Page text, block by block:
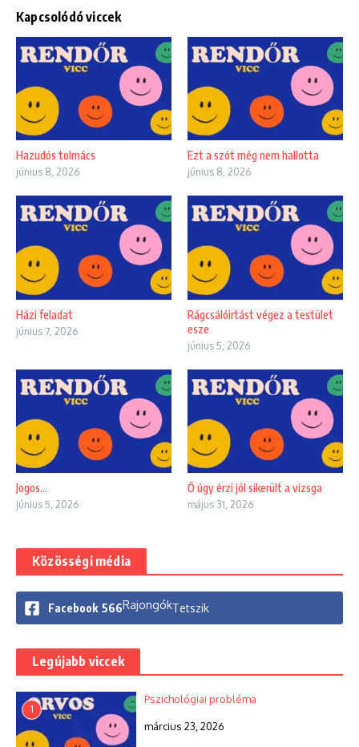
Kapcsolódó viccek
Hazudós tolmács
június 8, 2026
Ezt a szót még nem hallotta
június 8, 2026
Házi feladat
június 7, 2026
Rágcsálóirtást végez a testület
esze
június 5, 2026
Jogos…
június 5, 2026
Ő úgy érzi jól sikerült a vizsga
május 31, 2026
Közösségi média
Facebook 566RajongókTetszik
Legújabb viccek
1
Pszichológiai probléma
március 23, 2026